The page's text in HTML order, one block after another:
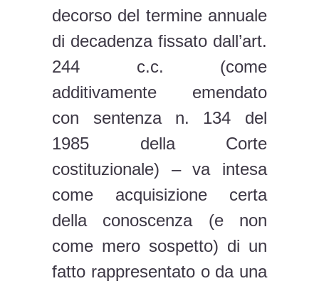
decorso del termine annuale
di decadenza fissato dall’art.
244 c.c. (come
additivamente emendato
con sentenza n. 134 del
1985 della Corte
costituzionale) – va intesa
come acquisizione certa
della conoscenza (e non
come mero sospetto) di un
fatto rappresentato o da una